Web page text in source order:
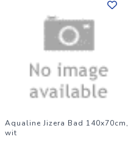
Aqualine Jizera Bad 140x70cm,
wit